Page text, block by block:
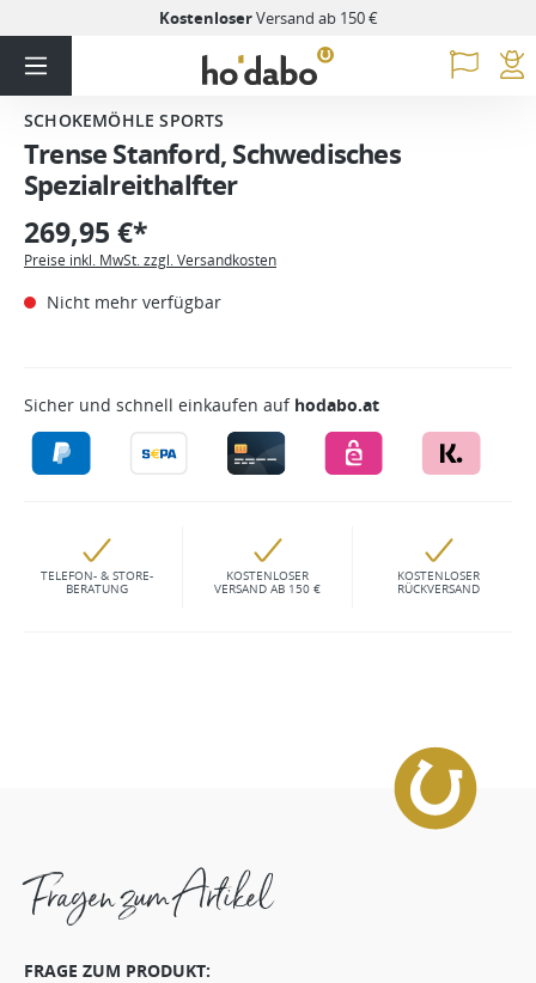
KostenloserVersand ab 150 €
SCHOKEMÖHLE SPORTS
Trense Stanford, Schwedisches
Spezialreithalfter
269,95 €*
Preise inkl. MwSt. zzgl. Versandkosten
Nicht mehr verfügbar
Sicher und schnell einkaufen auf hodabo.at
TELEFON- & STORE-
BERATUNG
KOSTENLOSER
VERSAND AB 150 €
KOSTENLOSER
RÜCKVERSAND
Fragen zum Artikel
FRAGE ZUM PRODUKT: